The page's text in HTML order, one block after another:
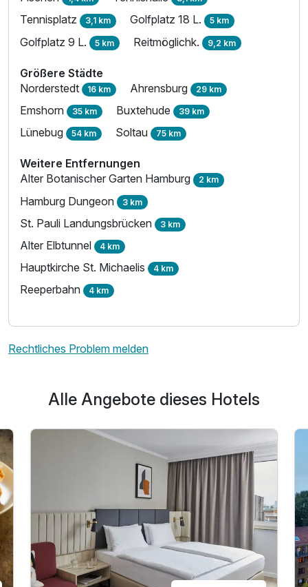
Tennisplatz 3,1 km Golfplatz 18 L. 5 km
Golfplatz 9 L. 5 km Reitmöglichk. 9,2 km
Größere Städte
Norderstedt 16 km Ahrensburg 29 km
Emshorn 35 km Buxtehude 39 km
Lünebug 54 km Soltau 75 km
Weitere Entfernungen
Alter Botanischer Garten Hamburg 2 km
Hamburg Dungeon 3 km
St. Pauli Landungsbrücken 3 km
Alter Elbtunnel 4 km
Hauptkirche St. Michaelis 4 km
Reeperbahn 4 km
Rechtliches Problem melden
Alle Angebote dieses Hotels